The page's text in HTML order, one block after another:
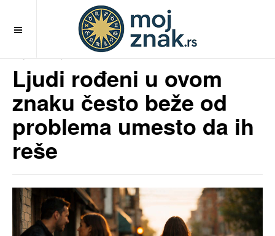
pre 6 meseci
Ljudi rođeni u ovom
znaku često beže od
problema umesto da ih
reše